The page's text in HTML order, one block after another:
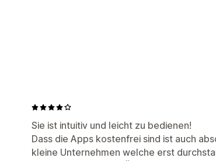
Sie ist intuitiv und leicht zu bedienen!
Dass die Apps kostenfrei sind ist auch
kleine Unternehmen welche erst